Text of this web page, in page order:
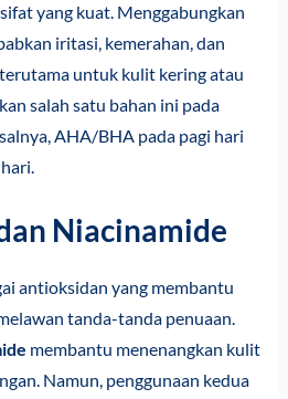
yang kuat. Menggabungkan
iritasi, kemerahan, dan
untuk kulit kering atau
salah satu bahan ini pada
AHA/BHA pada pagi hari
Niacinamide
antioksidan yang membantu
tanda-tanda penuaan.
membantu menenangkan kulit
Namun, penggunaan kedua